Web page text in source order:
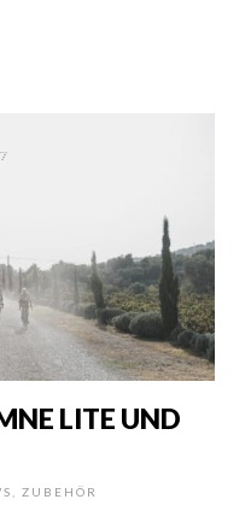
LITE UND
ZUBEHÖR